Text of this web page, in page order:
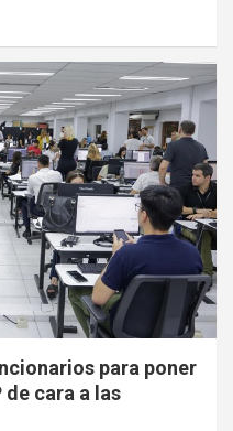
para poner
de cara a las